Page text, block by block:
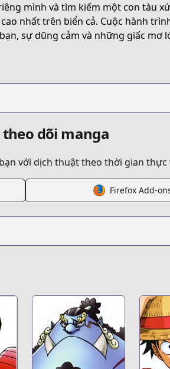
piece
www.cdjapan.co.jp/product/
mình và tìm kiếm một con tàu
nhất trên biển cả. Cuộc hành
sự dũng cảm và những giấc mơ
dõi manga
với dịch thuật theo thời gian
Firefox Add-